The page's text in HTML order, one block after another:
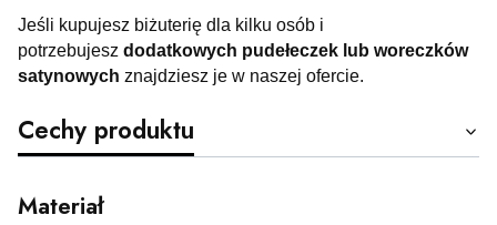
Jeśli kupujesz biżuterię dla kilku osób i
potrzebujesz dodatkowych pudełeczek lub woreczków
satynowych znajdziesz je w naszej ofercie.
Cechy produktu
Materiał